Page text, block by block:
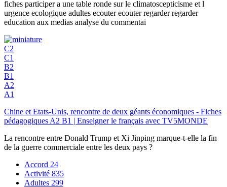
fiches participer a une table ronde sur le climatoscepticisme et l
urgence ecologique adultes ecouter ecouter regarder regarder
education aux medias analyse du commentai
C2
C1
B2
B1
A2
A1
Chine et Etats-Unis, rencontre de deux géants économiques - Fiches
pédagogiques A2 B1 | Enseigner le français avec TV5MONDE
La rencontre entre Donald Trump et Xi Jinping marque-t-elle la fin
de la guerre commerciale entre les deux pays ?
Accord 24
Activité 835
Adultes 299